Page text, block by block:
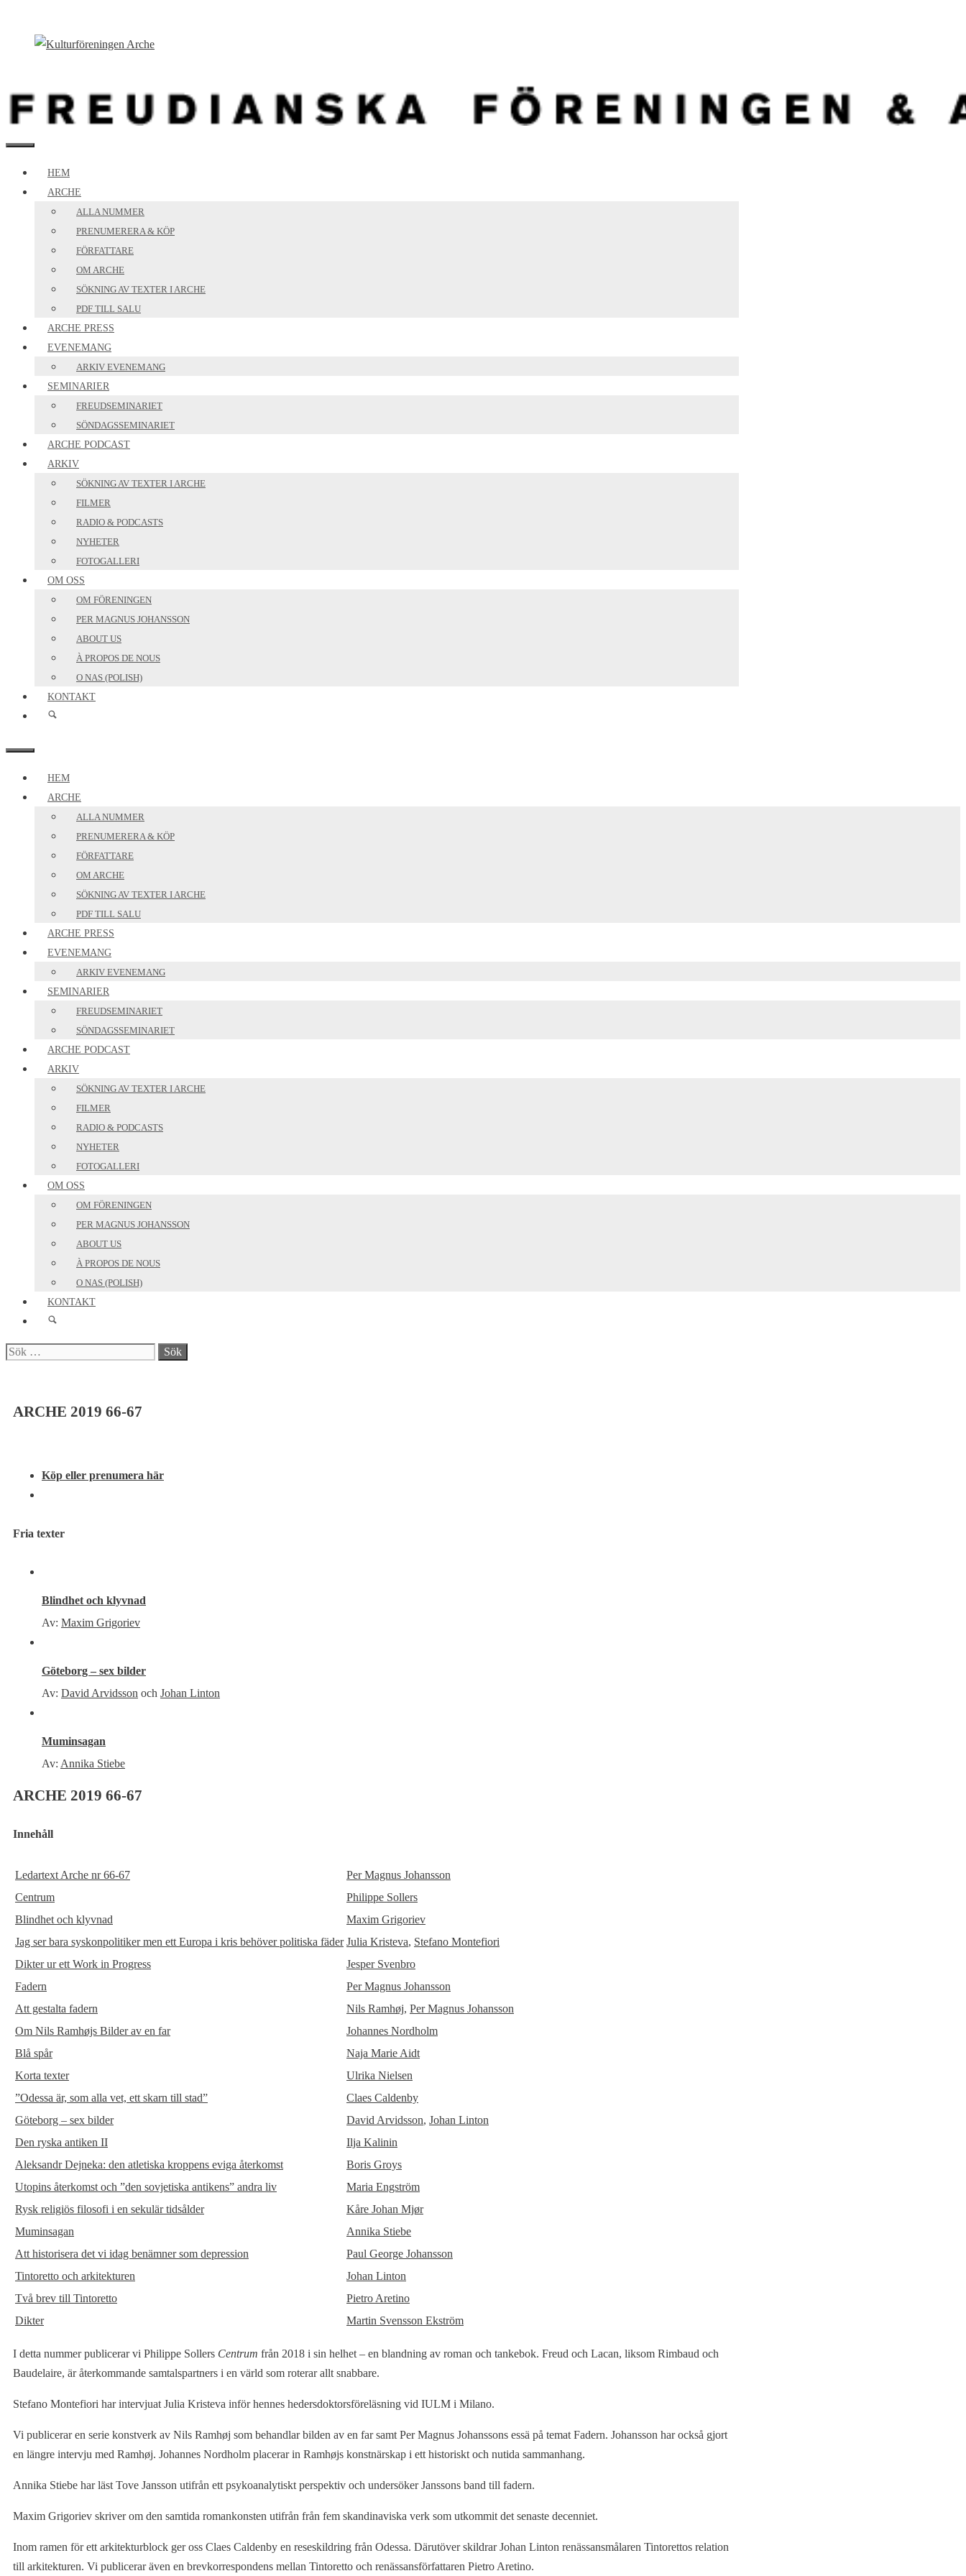
MENY
HEM
ARCHE
ALLA NUMMER
PRENUMERERA & KÖP
FÖRFATTARE
OM ARCHE
SÖKNING AV TEXTER I ARCHE
PDF TILL SALU
ARCHE PRESS
EVENEMANG
ARKIV EVENEMANG
SEMINARIER
FREUDSEMINARIET
SÖNDAGSSEMINARIET
ARCHE PODCAST
ARKIV
SÖKNING AV TEXTER I ARCHE
FILMER
RADIO & PODCASTS
NYHETER
FOTOGALLERI
OM OSS
OM FÖRENINGEN
PER MAGNUS JOHANSSON
ABOUT US
À PROPOS DE NOUS
O NAS (POLISH)
KONTAKT
MENY
HEM
ARCHE
ALLA NUMMER
PRENUMERERA & KÖP
FÖRFATTARE
OM ARCHE
SÖKNING AV TEXTER I ARCHE
PDF TILL SALU
ARCHE PRESS
EVENEMANG
ARKIV EVENEMANG
SEMINARIER
FREUDSEMINARIET
SÖNDAGSSEMINARIET
ARCHE PODCAST
ARKIV
SÖKNING AV TEXTER I ARCHE
FILMER
RADIO & PODCASTS
NYHETER
FOTOGALLERI
OM OSS
OM FÖRENINGEN
PER MAGNUS JOHANSSON
ABOUT US
À PROPOS DE NOUS
O NAS (POLISH)
KONTAKT
Sök
ARCHE 2019 66-67
Köp eller prenumera här
Fria texter
Blindhet och klyvnad
Av: Maxim Grigoriev
Göteborg – sex bilder
Av: David Arvidsson och Johan Linton
Muminsagan
Av: Annika Stiebe
ARCHE 2019 66-67
Innehåll
Ledartext Arche nr 66-67
Per Magnus Johansson
Centrum
Philippe Sollers
Blindhet och klyvnad
Maxim Grigoriev
Jag ser bara syskonpolitiker men ett Europa i kris behöver politiska fäder Julia Kristeva, Stefano Montefiori
Dikter ur ett Work in Progress
Jesper Svenbro
Fadern
Per Magnus Johansson
Att gestalta fadern
Nils Ramhøj, Per Magnus Johansson
Om Nils Ramhøjs Bilder av en far
Johannes Nordholm
Blå spår
Naja Marie Aidt
Korta texter
Ulrika Nielsen
”Odessa är, som alla vet, ett skarn till stad”
Claes Caldenby
Göteborg – sex bilder
David Arvidsson, Johan Linton
Den ryska antiken II
Ilja Kalinin
Aleksandr Dejneka: den atletiska kroppens eviga återkomst
Boris Groys
Utopins återkomst och ”den sovjetiska antikens” andra liv
Maria Engström
Rysk religiös filosofi i en sekulär tidsålder
Kåre Johan Mjør
Muminsagan
Annika Stiebe
Att historisera det vi idag benämner som depression
Paul George Johansson
Tintoretto och arkitekturen
Johan Linton
Två brev till Tintoretto
Pietro Aretino
Dikter
Martin Svensson Ekström
I detta nummer publicerar vi Philippe Sollers Centrum från 2018 i sin helhet – en blandning av roman och tankebok. Freud och Lacan, liksom Rimbaud och
Baudelaire, är återkommande samtalspartners i en värld som roterar allt snabbare.
Stefano Montefiori har intervjuat Julia Kristeva inför hennes hedersdoktorsföreläsning vid IULM i Milano.
Vi publicerar en serie konstverk av Nils Ramhøj som behandlar bilden av en far samt Per Magnus Johanssons essä på temat Fadern. Johansson har också gjort
en längre intervju med Ramhøj. Johannes Nordholm placerar in Ramhøjs konstnärskap i ett historiskt och nutida sammanhang.
Annika Stiebe har läst Tove Jansson utifrån ett psykoanalytiskt perspektiv och undersöker Janssons band till fadern.
Maxim Grigoriev skriver om den samtida romankonsten utifrån från fem skandinaviska verk som utkommit det senaste decenniet.
Inom ramen för ett arkitekturblock ger oss Claes Caldenby en reseskildring från Odessa. Därutöver skildrar Johan Linton renässansmålaren Tintorettos relation
till arkitekturen. Vi publicerar även en brevkorrespondens mellan Tintoretto och renässansförfattaren Pietro Aretino.